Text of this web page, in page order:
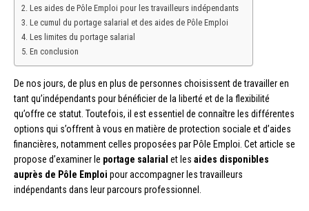
Les aides de Pôle Emploi pour les travailleurs indépendants
Le cumul du portage salarial et des aides de Pôle Emploi
Les limites du portage salarial
En conclusion
De nos jours, de plus en plus de personnes choisissent de travailler en
tant qu’indépendants pour bénéficier de la liberté et de la flexibilité
qu’offre ce statut. Toutefois, il est essentiel de connaître les différentes
options qui s’offrent à vous en matière de protection sociale et d’aides
financières, notamment celles proposées par Pôle Emploi. Cet article se
propose d’examiner le portage salarial et les aides disponibles
auprès de Pôle Emploi pour accompagner les travailleurs
indépendants dans leur parcours professionnel.